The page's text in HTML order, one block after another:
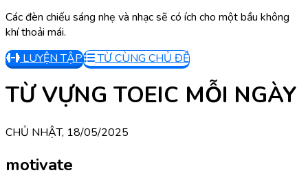
Các đèn chiếu sáng nhẹ và nhạc sẽ có ích cho một bầu không
khí thoải mái.
LUYỆN TẬP
TỪ CÙNG CHỦ ĐỀ
TỪ VỰNG TOEIC MỖI NGÀY
CHỦ NHẬT, 18/05/2025
motivate